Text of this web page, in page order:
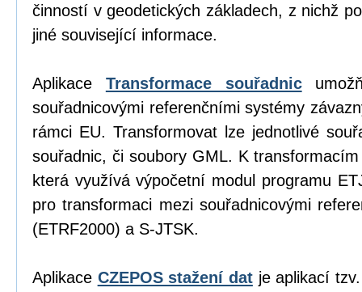
činností v geodetických základech, z nichž
jiné související informace.
Aplikace Transformace souřadnic
souřadnicovými referenčními systémy
rámci EU. Transformovat lze jednotlivé
souřadnic, či soubory GML. K
která využívá výpočetní modul programu
pro transformaci mezi souřadnicovými
(ETRF2000) a S-JTSK.
Aplikace CZEPOS stažení datje aplikací